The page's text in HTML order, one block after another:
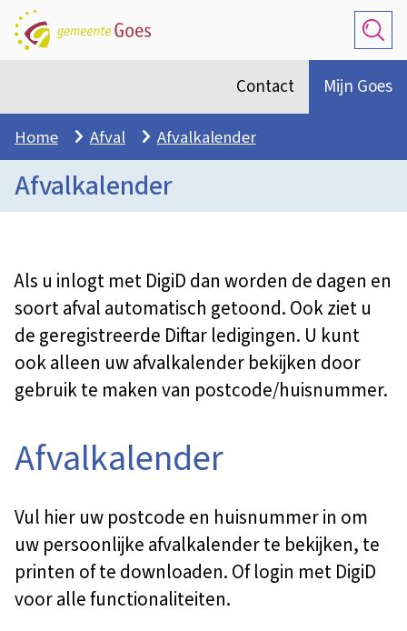
Contact
Mijn Goes
Home Afval Afvalkalender
Afvalkalender
Als u inlogt met DigiD dan worden de dagen en
soort afval automatisch getoond. Ook ziet u
de geregistreerde Diftar ledigingen. U kunt
ook alleen uw afvalkalender bekijken door
gebruik te maken van postcode/huisnummer.
Afvalkalender
Vul hier uw postcode en huisnummer in om
uw persoonlijke afvalkalender te bekijken, te
printen of te downloaden. Of login met DigiD
voor alle functionaliteiten.